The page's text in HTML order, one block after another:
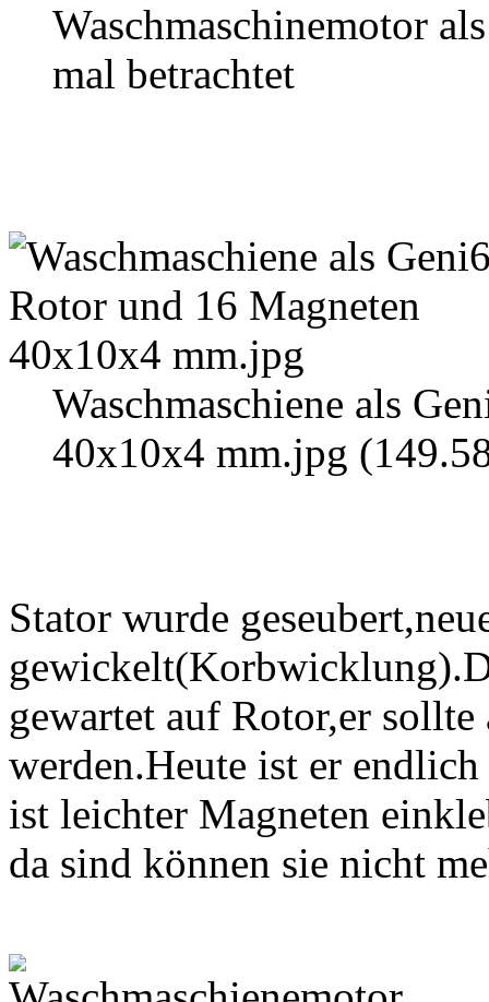
Waschmaschinemotor
mal betrachtet
Waschmaschiene als
40x10x4 mm.jpg
Stator wurde
gewartet auf Rotor,er
werden.Heute ist er
ist leichter Magneten
da sind können sie nicht